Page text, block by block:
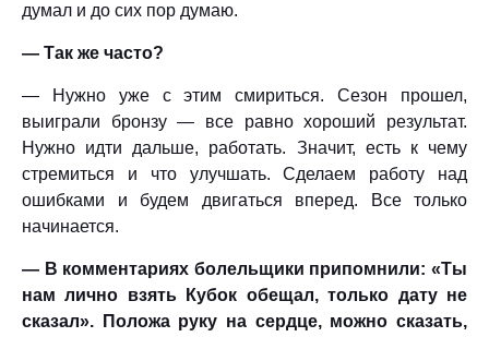
думал и до сих пор думаю.
— Так же часто?
— Нужно уже с этим смириться. Сезон прошел,
выиграли бронзу — все равно хороший результат.
Нужно идти дальше, работать. Значит, есть к чему
стремиться и что улучшать. Сделаем работу над
ошибками и будем двигаться вперед. Все только
начинается.
— В комментариях болельщики припомнили: «Ты
нам лично взять Кубок обещал, только дату не
сказал». Положа руку на сердце, можно сказать,